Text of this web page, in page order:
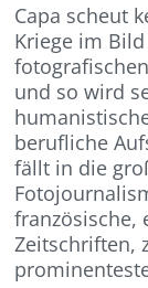
Capa scheut
Kriege im
und so wird
berufliche
fällt in die
französische,
Zeitschriften,